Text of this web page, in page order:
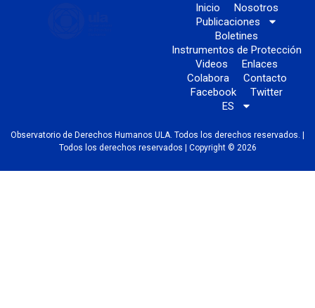
Inicio
Nosotros
Publicaciones
Boletines
Instrumentos de Protección
Videos
Enlaces
Colabora
Contacto
Facebook
Twitter
ES
Observatorio de Derechos Humanos ULA. Todos los derechos reservados. |
Todos los derechos reservados | Copyright © 2026